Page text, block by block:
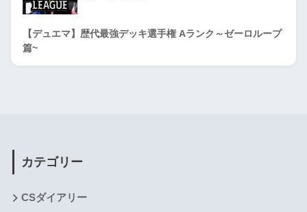
【デュエマ】歴代最強デッキ選手権 Aランク～ゼーロループ
篇~
カテゴリー
CSダイアリー